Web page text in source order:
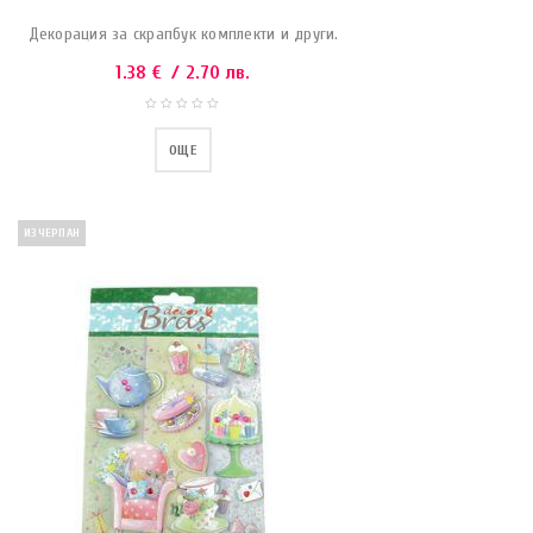
Декорация за скрапбук комплекти и други.
1.38 € / 2.70 лв.
ОЩЕ
ИЗЧЕРПАН